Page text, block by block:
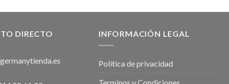
DIRECTO INFORMACIÓN LEGAL
Política de privacidad